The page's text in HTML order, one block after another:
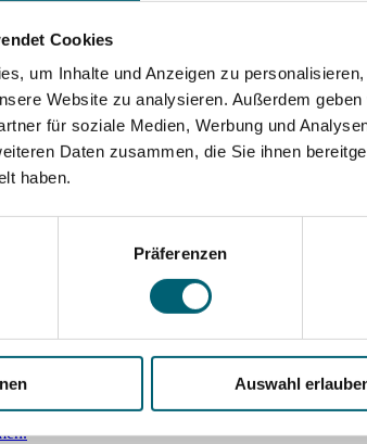
Cookies
um Inhalte und Anzeigen zu
Website zu analysieren. Außerdem
für soziale Medien, Werbung und
Daten zusammen, die Sie ihnen
haben.
Präferenzen
Auswahl
vergangenes Wochenende wieder auf den
nationale Turnierserie im Beachvolleyball und
und internationale Cracks um Turniersiege,
Basel, worüber wir uns sehr freuen. Herzlichen
die Leichtathletik-Europameisterschaften 2026